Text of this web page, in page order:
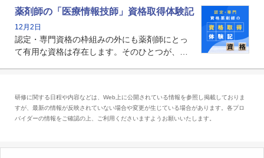
る薬剤師です。現在、感染防止対策加算の施設
基準に専任の薬剤師配置が挙げられており、今
後は感染症領域で薬剤師に、より多くの役割が
求められる可能性もあります。
薬剤師の「医療情報技師」資格取得体験記
12月2日
認定・専門資格の枠組みの外にも薬剤師にとっ
て有用な資格は存在します。そのひとつが、
とは、病院薬剤師を中心に大きな武器になりま
す。
研修に関する日程や内容などは、Web上に公開されている情報を参照し掲載しておりま
すが、最新の情報が反映されていない場合や変更が生じている場合があります。各プロ
バイダーの情報をご確認の上、ご利用くださいますようお願いいたします。